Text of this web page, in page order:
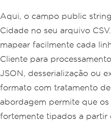
Name
ringValue,
Age
City
=
ringValue
if
(customer .
        customers
. Add
// Output the records
Aqui, o campo public
Cidade no seu arquivo
mapear facilmente cada
Cliente para
JSON, desserialização ou
formato com tratamento
abordagem permite que
fortemente tipados a partir